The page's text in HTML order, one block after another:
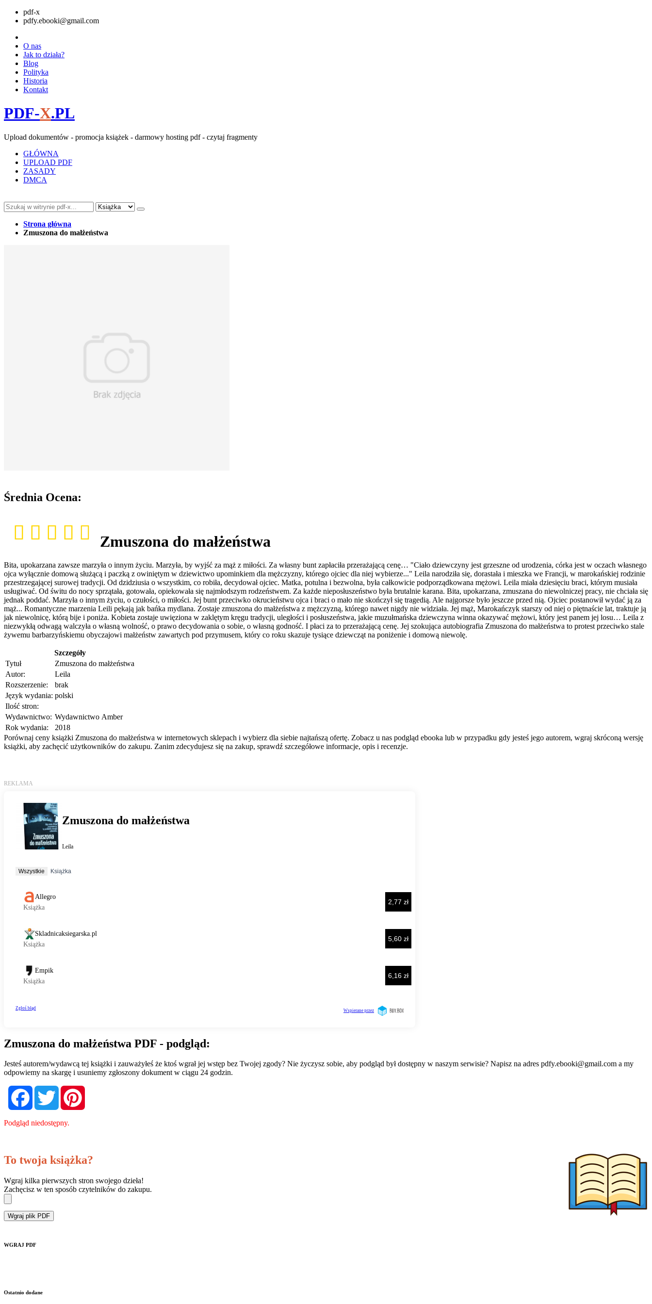
pdf-x
pdfy.ebooki@gmail.com
O nas
Jak to działa?
Blog
Polityka
Historia
Kontakt
PDF-X.PL
Upload dokumentów - promocja książek - darmowy hosting pdf - czytaj fragmenty
GŁÓWNA
UPLOAD PDF
ZASADY
DMCA
Strona główna
Zmuszona do małżeństwa
Średnia Ocena:
Zmuszona do małżeństwa
Bita, upokarzana zawsze marzyła o innym życiu. Marzyła, by wyjść za mąż z miłości. Za własny bunt zapłaciła przerażającą cenę… "Ciało dziewczyny jest grzeszne od urodzenia, córka jest w oczach własnego
ojca wyłącznie domową służącą i paczką z owiniętym w dziewictwo upominkiem dla mężczyzny, którego ojciec dla niej wybierze..." Leila narodziła się, dorastała i mieszka we Francji, w marokańskiej rodzinie
przestrzegającej surowej tradycji. Od dzidziusia o wszystkim, co robiła, decydował ojciec. Matka, potulna i bezwolna, była całkowicie podporządkowana mężowi. Leila miała dziesięciu braci, którym musiała
usługiwać. Od świtu do nocy sprzątała, gotowała, opiekowała się najmłodszym rodzeństwem. Za każde nieposłuszeństwo była brutalnie karana. Bita, upokarzana, zmuszana do niewolniczej pracy, nie chciała się
jednak poddać. Marzyła o innym życiu, o czułości, o miłości. Jej bunt przeciwko okrucieństwu ojca i braci o mało nie skończył się tragedią. Ale najgorsze było jeszcze przed nią. Ojciec postanowił wydać ją za
mąż... Romantyczne marzenia Leili pękają jak bańka mydlana. Zostaje zmuszona do małżeństwa z mężczyzną, którego nawet nigdy nie widziała. Jej mąż, Marokańczyk starszy od niej o piętnaście lat, traktuje ją
jak niewolnicę, którą bije i poniża. Kobieta zostaje uwięziona w zaklętym kręgu tradycji, uległości i posłuszeństwa, jakie muzułmańska dziewczyna winna okazywać mężowi, który jest panem jej losu… Leila z
niezwykłą odwagą walczyła o własną wolność, o prawo decydowania o sobie, o własną godność. I płaci za to przerażającą cenę. Jej szokująca autobiografia Zmuszona do małżeństwa to protest przeciwko stale
żywemu barbarzyńskiemu obyczajowi małżeństw zawartych pod przymusem, który co roku skazuje tysiące dziewcząt na poniżenie i domową niewolę.
Szczegóły
Tytuł
Zmuszona do małżeństwa
Autor:
Leila
Rozszerzenie:
brak
Język wydania: polski
Ilość stron:
Wydawnictwo: Wydawnictwo Amber
Rok wydania:
2018
Porównaj ceny książki Zmuszona do małżeństwa w internetowych sklepach i wybierz dla siebie najtańszą ofertę. Zobacz u nas podgląd ebooka lub w przypadku gdy jesteś jego autorem, wgraj skróconą wersję
książki, aby zachęcić użytkowników do zakupu. Zanim zdecydujesz się na zakup, sprawdź szczegółowe informacje, opis i recenzje.
Zmuszona do małżeństwa PDF - podgląd:
Jesteś autorem/wydawcą tej książki i zauważyłeś że ktoś wgrał jej wstęp bez Twojej zgody? Nie życzysz sobie, aby podgląd był dostępny w naszym serwisie? Napisz na adres pdfy.ebooki@gmail.com a my
odpowiemy na skargę i usuniemy zgłoszony dokument w ciągu 24 godzin.
FacebookTwitter
Podgląd niedostępny.
To twoja książka?
Wgraj kilka pierwszych stron swojego dzieła!
Zachęcisz w ten sposób czytelników do zakupu.
Wgraj plik PDF
WGRAJ PDF
Ostatnio dodane